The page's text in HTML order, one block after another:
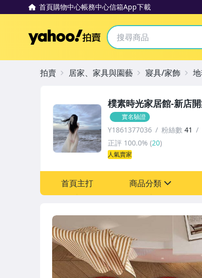
首頁購物中心帳務中心信箱App下載
Yahoo拍賣
樸素時光家居館-新店
實名驗證
Y1861377036 粉絲數 41
正評 100.0% (20)
人氣賣家
首頁主打 商品分類
拍賣 居家、家具與園藝 寢具/家飾